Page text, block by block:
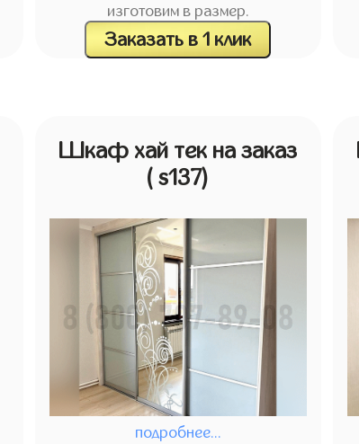
изготовим в размер.
Заказать в 1 клик
Шкаф хай тек на заказ
( s137)
подробнее...